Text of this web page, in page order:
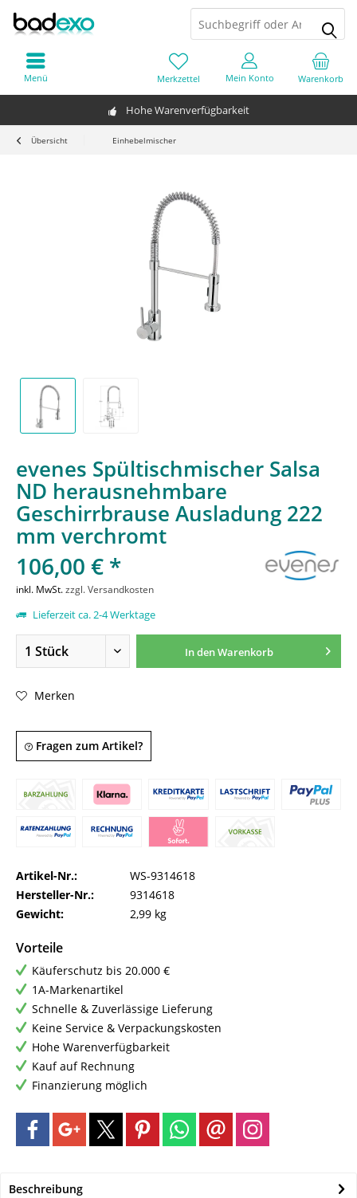
Hohe Warenverfügbarkeit
Warenkorb
Merkzettel Mein Konto
Menü
Übersicht Einhebelmischer
evenes Spültischmischer Salsa
ND herausnehmbare
Geschirrbrause Ausladung 222
mm verchromt
106,00 € *
inkl. MwSt.zzgl. Versandkosten
Lieferzeit ca. 2-4 Werktage
In denWarenkorb
Merken
Fragen zum Artikel?
Artikel-Nr.:
WS-9314618
Hersteller-Nr.:
9314618
Gewicht:
2,99 kg
Vorteile
Käuferschutz bis 20.000 €
1A-Markenartikel
Schnelle & Zuverlässige Lieferung
Keine Service & Verpackungskosten
Hohe Warenverfügbarkeit
Kauf auf Rechnung
Finanzierung möglich
Beschreibung